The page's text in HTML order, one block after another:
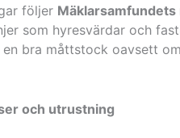
följer
som hyresvärdar och
bra måttstock oavsett
och utrustning